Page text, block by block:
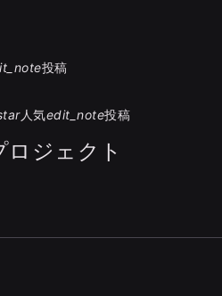
投稿
人気edit_note投稿
ジェクト